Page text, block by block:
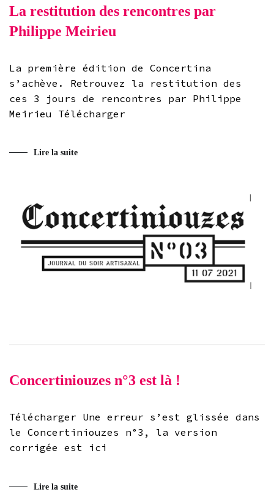
La restitution des rencontres par
Philippe Meirieu
La première édition de Concertina
s’achève. Retrouvez la restitution des
ces 3 jours de rencontres par Philippe
Meirieu Télécharger
Lire la suite
Concertiniouzes n°3 est là !
Télécharger Une erreur s’est glissée dans
le Concertiniouzes n°3, la version
corrigée est ici
Lire la suite